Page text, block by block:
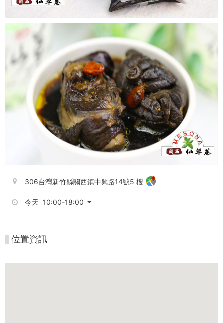
306台灣新竹縣關西鎮中興路14號5 樓
今天 10:00-18:00
位置資訊